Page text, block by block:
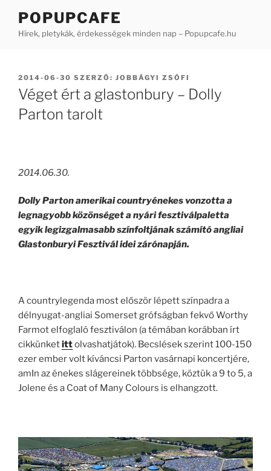
POPUPCAFE
Hírek, pletykák, érdekességek minden nap – Popupcafe.hu
BEKÜLDVE:
2014-06-30 SZERZŐ: JOBBÁGYI ZSÓFI
Véget ért a glastonbury – Dolly
Parton tarolt
2014.06.30.
Dolly Parton amerikai countryénekes vonzotta a
legnagyobb közönséget a nyári fesztiválpaletta
egyik legizgalmasabb színfoltjának számító angliai
Glastonburyi Fesztivál idei zárónapján.
A countrylegenda most először lépett színpadra a
délnyugat-angliai Somerset grófságban fekvő Worthy
Farmot elfoglaló fesztiválon (a témában korábban írt
cikkünketittolvashatjátok). Becslések szerint 100-150
ezer ember volt kíváncsi Parton vasárnapi koncertjére,
amIn az énekes slágereinek többsége, köztük a 9 to 5, a
Jolene és a Coat of Many Colours is elhangzott.